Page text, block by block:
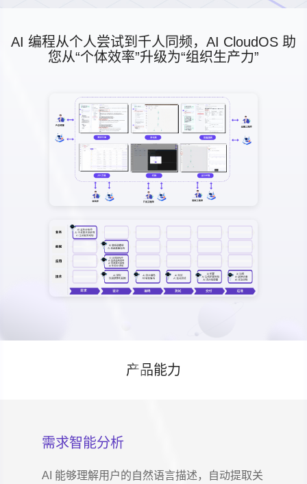
AI 编程从个人尝试到千人同频，AI CloudOS 助
您从“个体效率”升级为“组织生产力”
产品能力
需求智能分析
AI 能够理解用户的自然语言描述，自动提取关